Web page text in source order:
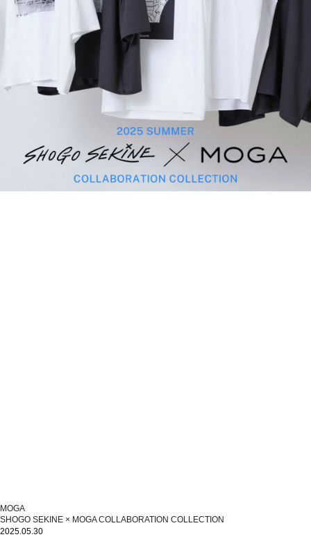
MOGA
SHOGO SEKINE × MOGA COLLABORATION COLLECTION
2025.05.30